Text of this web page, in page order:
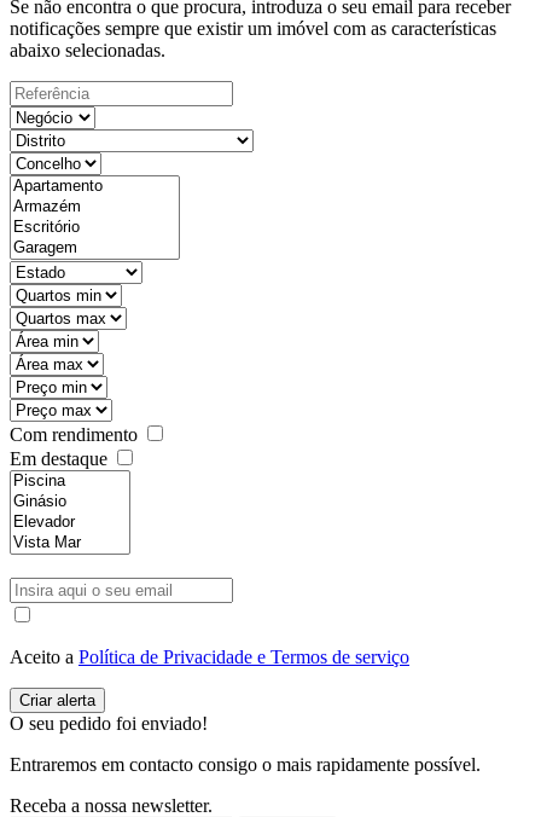
Se não encontra o que procura, introduza o seu email para receber
notificações sempre que existir um imóvel com as características
abaixo selecionadas.
Com rendimento
Em destaque
Aceito a Política de Privacidade e Termos de serviço
O seu pedido foi enviado!
Entraremos em contacto consigo o mais rapidamente possível.
Receba a nossa newsletter.